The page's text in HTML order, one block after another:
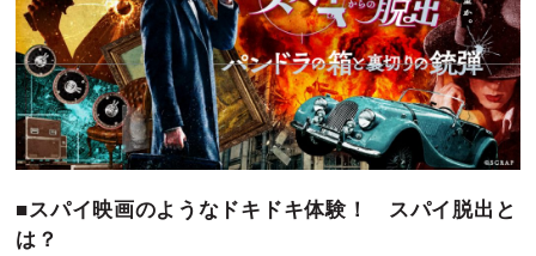
■スパイ映画のようなドキドキ体験！ スパイ脱出と
は？